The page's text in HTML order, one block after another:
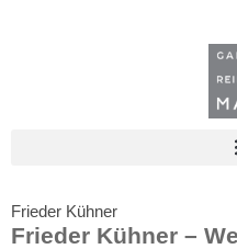
Frieder Kühner
Frieder Kühner –